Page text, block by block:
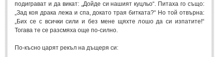
подиграват и да викат: „Дойде си нашият куцльо“. Питаха го също:
„Зад коя драка лежа и спа, докато трая битката?“ Но той отвърна:
„Бих се с всички сили и без мене щяхте лошо да си изпатите!“
Тогава те се разсмяха още по-силно.
По-късно царят рекъл на дъщеря си: